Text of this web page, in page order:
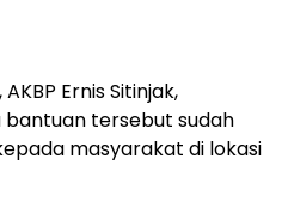
Ernis Sitinjak,
tersebut sudah
masyarakat di lokasi